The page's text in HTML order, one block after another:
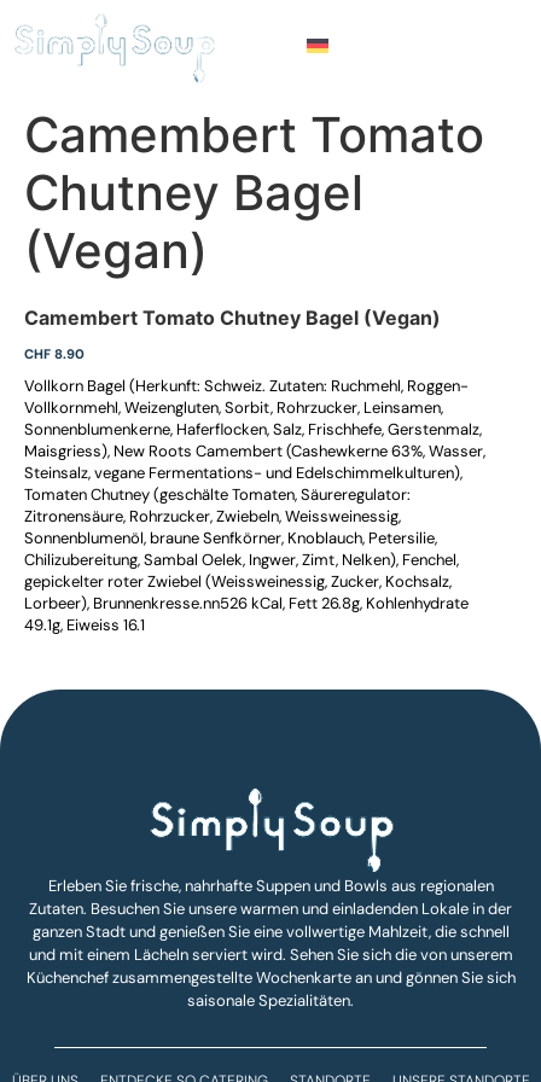
Camembert Tomato
Chutney Bagel
(Vegan)
Camembert Tomato Chutney Bagel (Vegan)
CHF 8.90
Vollkorn Bagel (Herkunft: Schweiz. Zutaten: Ruchmehl, Roggen-
Vollkornmehl, Weizengluten, Sorbit, Rohrzucker, Leinsamen,
Sonnenblumenkerne, Haferflocken, Salz, Frischhefe, Gerstenmalz,
Maisgriess), New Roots Camembert (Cashewkerne 63%, Wasser,
Steinsalz, vegane Fermentations- und Edelschimmelkulturen),
Tomaten Chutney (geschälte Tomaten, Säureregulator:
Zitronensäure, Rohrzucker, Zwiebeln, Weissweinessig,
Sonnenblumenöl, braune Senfkörner, Knoblauch, Petersilie,
Chilizubereitung, Sambal Oelek, Ingwer, Zimt, Nelken), Fenchel,
gepickelter roter Zwiebel (Weissweinessig, Zucker, Kochsalz,
Lorbeer), Brunnenkresse.nn526 kCal, Fett 26.8g, Kohlenhydrate
49.1g, Eiweiss 16.1
Erleben Sie frische, nahrhafte Suppen und Bowls aus regionalen
Zutaten. Besuchen Sie unsere warmen und einladenden Lokale in der
ganzen Stadt und genießen Sie eine vollwertige Mahlzeit, die schnell
und mit einem Lächeln serviert wird. Sehen Sie sich die von unserem
Küchenchef zusammengestellte Wochenkarte an und gönnen Sie sich
saisonale Spezialitäten.